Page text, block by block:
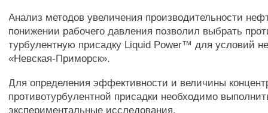
Анализ методов увеличения производительности
понижении рабочего давления позволил выбрать
турбулентную присадку Liquid Power™ для условий
«Невская-Приморск».
Для определения эффективности и величины
противотурбулентной присадки необходимо
экспериментальные исследования.